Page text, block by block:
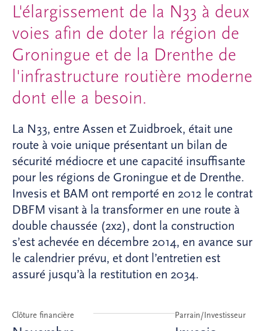
L'élargissement de la N33 à deux
voies afin de doter la région de
Groningue et de la Drenthe de
l'infrastructure routière moderne
dont elle a besoin.
La N33, entre Assen et Zuidbroek, était une
route à voie unique présentant un bilan de
sécurité médiocre et une capacité insuffisante
pour les régions de Groningue et de Drenthe.
Invesis et BAM ont remporté en 2012 le contrat
DBFM visant à la transformer en une route à
double chaussée (2x2), dont la construction
s’est achevée en décembre 2014, en avance sur
le calendrier prévu, et dont l’entretien est
assuré jusqu’à la restitution en 2034.
Clôture financière Parrain/Investisseur